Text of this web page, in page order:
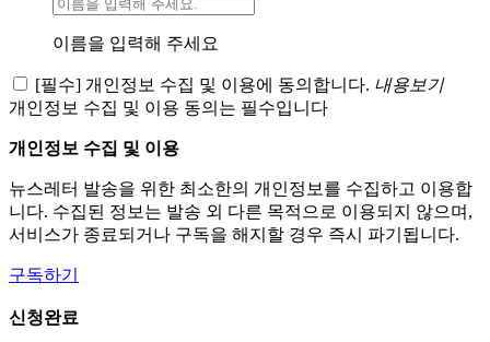
이름을 입력해 주세요
[필수] 개인정보 수집 및 이용에 동의합니다. 내용보기
개인정보 수집 및 이용 동의는 필수입니다
개인정보 수집 및 이용
뉴스레터 발송을 위한 최소한의 개인정보를 수집하고 이용합
니다. 수집된 정보는 발송 외 다른 목적으로 이용되지 않으며,
서비스가 종료되거나 구독을 해지할 경우 즉시 파기됩니다.
구독하기
신청완료